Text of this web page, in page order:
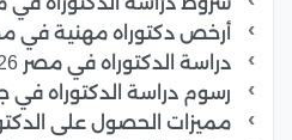
أرخص دكتوراه مهنية في
دراسة الدكتوراه في مصر 2026
رسوم دراسة الدكتوراه في
مميزات الحصول على